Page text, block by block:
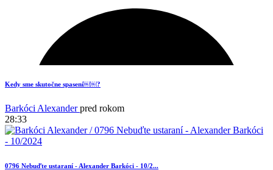
11
Kedy sme skutočne spasení￼￼?
Barkóci Alexanderpred rokom
28:33
0796 Nebuďte ustaraní - Alexander Barkóci - 10/2...